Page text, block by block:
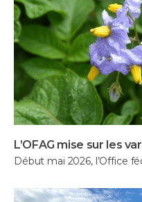
L’OFAG mise sur les
Début mai 2026, l’Office